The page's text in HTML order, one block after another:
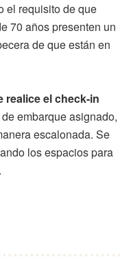
el requisito de que
70 años presenten un
de que están en
realice el check-in
embarque asignado,
escalonada. Se
los espacios para